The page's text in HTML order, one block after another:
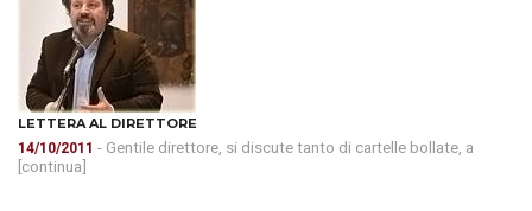
LETTERA AL DIRETTORE
14/10/2011 - Gentile direttore, si discute tanto di cartelle bollate, a
[continua]